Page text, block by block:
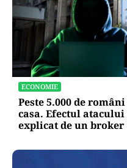
ECONOMIE
Peste 5.000 de
casa. Efectul
explicat de un broker